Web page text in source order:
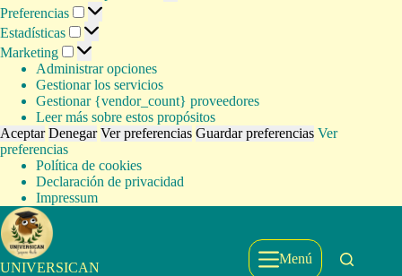
Preferencias
Preferencias
Estadísticas Estadísticas
Marketing Marketing
Administrar opciones
Gestionar los servicios
Gestionar {vendor_count} proveedores
Leer más sobre estos propósitos
Aceptar Denegar Ver preferencias Guardar preferencias Ver
preferencias
Política de cookies
Declaración de privacidad
Impressum
Saltar
al
contenido
UNIVERSICAN
Menú